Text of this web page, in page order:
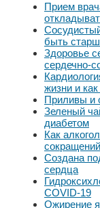
Прием
быть
Здоровье
сердечно-
жизни и
Приливы и
Зеленый
диабетом
Как
Создана
сердца
COVID-19
Ожирение